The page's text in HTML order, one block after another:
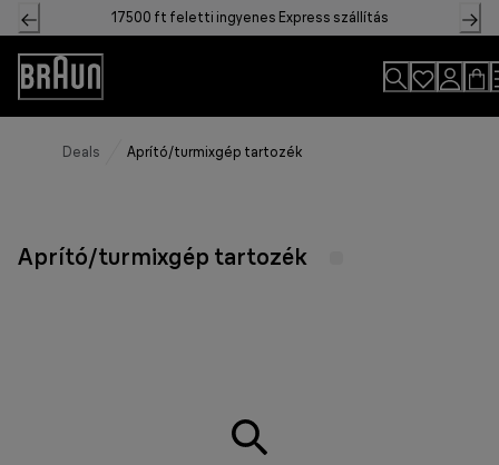
Skip
to
Content
17500 ft feletti ingyenes Express szállítás
Accessibility
Statement
Deals Aprító/turmixgép tartozék
Aprító/turmixgép tartozék